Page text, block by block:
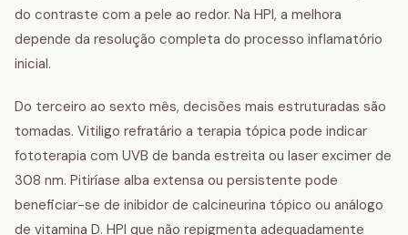
do contraste com a pele ao redor. Na HPI, a melhora
depende da resolução completa do processo inflamatório
inicial.
Do terceiro ao sexto mês, decisões mais estruturadas são
tomadas. Vitiligo refratário a terapia tópica pode indicar
fototerapia com UVB de banda estreita ou laser excimer de
308 nm. Pitiríase alba extensa ou persistente pode
beneficiar-se de inibidor de calcineurina tópico ou análogo
de vitamina D. HPI que não repigmenta adequadamente